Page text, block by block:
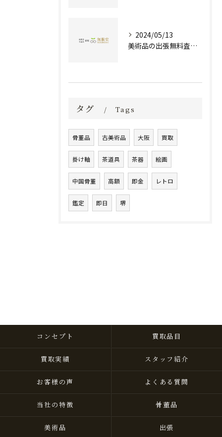
2024/05/13
美術品の出張無料査定 | 一万点以上の実績で信頼の骨董品買取専門店
タグ Tags
骨董品 古美術品 大阪 買取
掛け軸 茶道具 茶器 絵画
中国骨董 高額 即金 レトロ
鑑定 即日 堺
コンセプト 買取品目
買取実績 スタッフ紹介
お客様の声 よくある質問
当社の特徴 骨董品
美術品 出張